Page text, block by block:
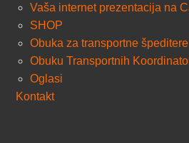
Vaša internet prezentacija na
SHOP
Obuka za transportne špeditere
Obuku Transportnih
Oglasi
Kontakt